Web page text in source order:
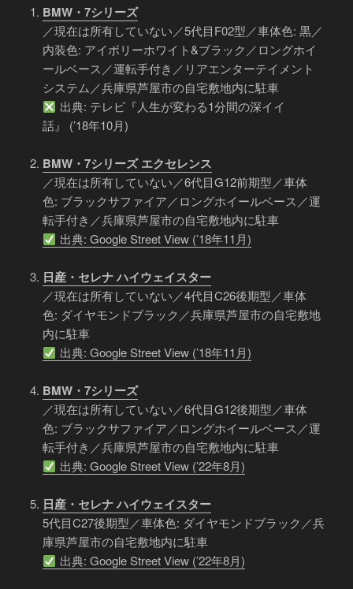
BMW・7シリーズ
／現在は所有していない／5代目F02型／車体色: 黒／
内装色: アイボリーホワイト&ブラック／ロングホイ
ールベース／運転手付き／リアエンターテイメント
システム／兵庫県芦屋市の自宅敷地内に駐車
出典: テレビ『人生が変わる1分間の深イイ
話』 (’18年10月)
BMW・7シリーズ エクセレンス
／現在は所有していない／6代目G12前期型／車体
色: ブラックサファイア／ロングホイールベース／運
転手付き／兵庫県芦屋市の自宅敷地内に駐車
出典: Google Street View (’18年11月)
日産・セレナ ハイウェイスター
／現在は所有していない／4代目C26後期型／車体
色: ダイヤモンドブラック／兵庫県芦屋市の自宅敷地
内に駐車
出典: Google Street View (’18年11月)
BMW・7シリーズ
／現在は所有していない／6代目G12後期型／車体
色: ブラックサファイア／ロングホイールベース／運
転手付き／兵庫県芦屋市の自宅敷地内に駐車
出典: Google Street View (’22年8月)
日産・セレナ ハイウェイスター
5代目C27後期型／車体色: ダイヤモンドブラック／兵
庫県芦屋市の自宅敷地内に駐車
出典: Google Street View (’22年8月)